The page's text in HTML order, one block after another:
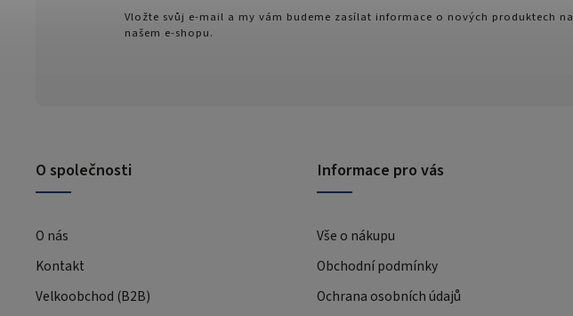
O společnosti
O nás
Kontakt
Velkoobchod (B2B)
Informace pro vás
Vše o nákupu
Obchodní podmínky
Ochrana osobních údajů
Vložte svůj e-mail a my vám budeme zasílat informace o nových produktech na
našem e-shopu.